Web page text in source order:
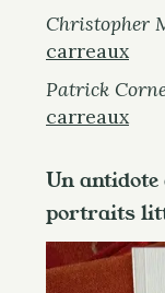
Christopher
carreaux
Patrick
carreaux
Un antidote
portraits